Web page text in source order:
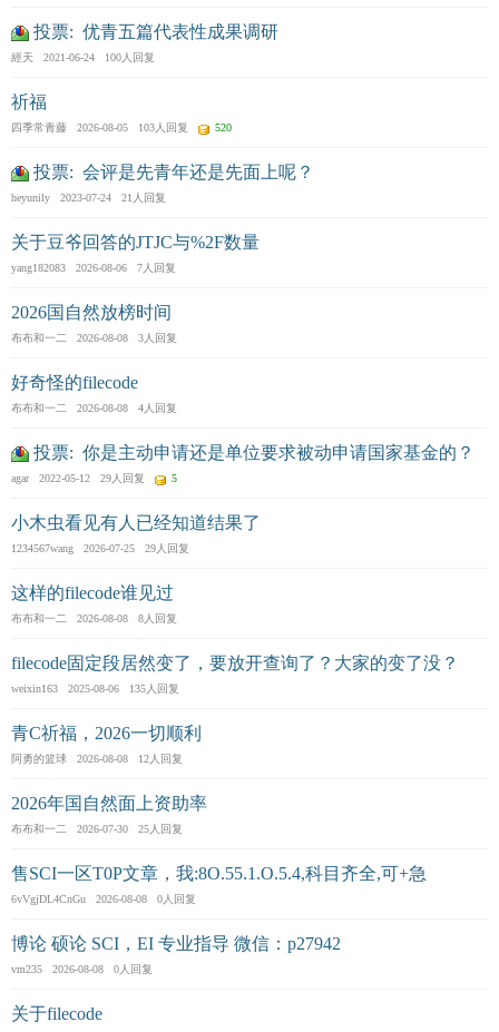
投票: 优青五篇代表性成果调研
經天 2021-06-24 100人回复
祈福
四季常青藤 2026-08-05 103人回复 520
投票: 会评是先青年还是先面上呢？
heyunily 2023-07-24 21人回复
关于豆爷回答的JTJC与%2F数量
yang182083 2026-08-06 7人回复
2026国自然放榜时间
布布和一二 2026-08-08 3人回复
好奇怪的filecode
布布和一二 2026-08-08 4人回复
投票: 你是主动申请还是单位要求被动申请国家基金的？
agar 2022-05-12 29人回复 5
小木虫看见有人已经知道结果了
1234567wang 2026-07-25 29人回复
这样的filecode谁见过
布布和一二 2026-08-08 8人回复
filecode固定段居然变了，要放开查询了？大家的变了没？
weixin163 2025-08-06 135人回复
青C祈福，2026一切顺利
阿勇的篮球 2026-08-08 12人回复
2026年国自然面上资助率
布布和一二 2026-07-30 25人回复
售SCI一区T0P文章，我:8O.55.1.O.5.4,科目齐全,可+急
6vVgjDL4CnGu 2026-08-08 0人回复
博论 硕论 SCI，EI 专业指导 微信：p27942
vm235 2026-08-08 0人回复
关于filecode